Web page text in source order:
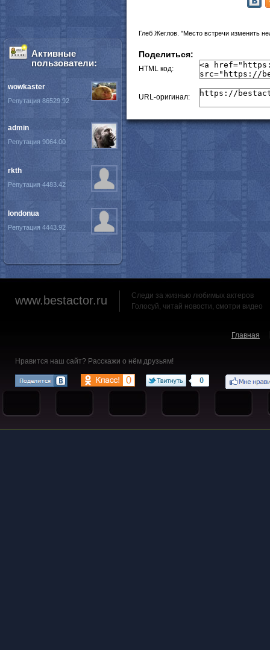
Глеб Жеглов. "Место встречи изменить
Поделиться:
HTML код:
URL-оригинал:
Активные
пользователи:
wowkaster
Репутация 86529.92
admin
Репутация 9064.00
rkth
Репутация 4483.42
londonua
Репутация 4443.92
www.bestactor.ru
Следи за жизнью любимых актеров
Голосуй, читай новости, смотри видео
Главная
Нравится наш сайт? Расскажи о нём друзьям!